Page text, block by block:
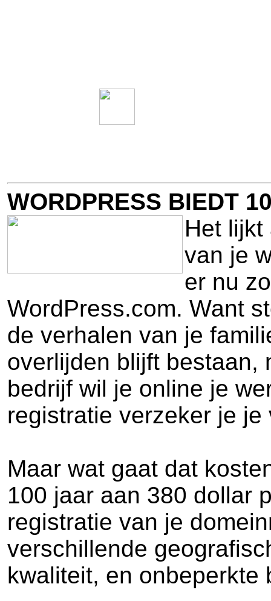
WORDPRESS BIEDT
Het
van je
er nu
WordPress.com. Want
de verhalen van je
overlijden blijft bestaan,
bedrijf wil je online je
registratie verzeker je
Maar wat gaat dat
100 jaar aan 380 dollar
registratie van je
verschillende
kwaliteit, en onbeperkte